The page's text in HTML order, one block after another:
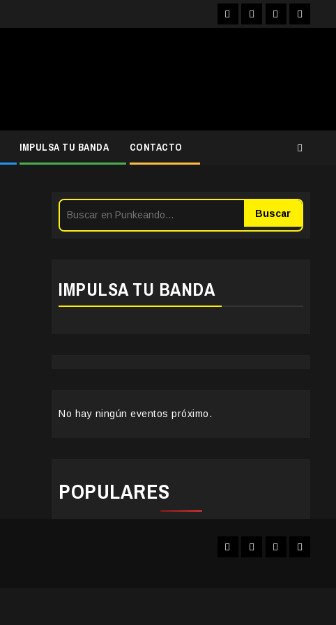
FacebookInstagram
YouTubeTwitter
IMPULSA TU BANDA CONTACTO
Buscar
IMPULSA TU BANDA
No hay ningún eventos próximo.
POPULARES
FacebookInstagram
YouTubeTwitter